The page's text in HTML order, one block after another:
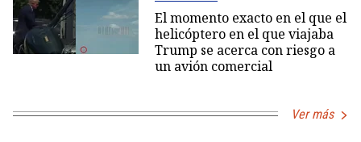
El momento exacto en el que el
helicóptero en el que viajaba
Trump se acerca con riesgo a
un avión comercial
Ver más